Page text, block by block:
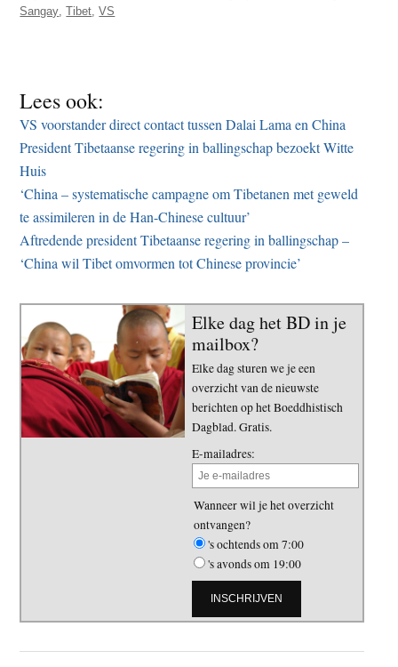
Sangay,Tibet,VS
Lees ook:
VS voorstander direct contact tussen Dalai Lama en China
President Tibetaanse regering in ballingschap bezoekt Witte
Huis
‘China – systematische campagne om Tibetanen met geweld
te assimileren in de Han-Chinese cultuur’
Aftredende president Tibetaanse regering in ballingschap –
‘China wil Tibet omvormen tot Chinese provincie’
Elke dag het BD in je
mailbox?
Elke dag sturen we je een
overzicht van de nieuwste
berichten op het Boeddhistisch
Dagblad. Gratis.
E-mailadres:
Wanneer wil je het overzicht
ontvangen?
's ochtends om 7:00
's avonds om 19:00